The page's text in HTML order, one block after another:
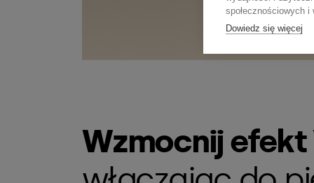
Wzmocnij efekt
społecznościowych
Dowiedz się więcej